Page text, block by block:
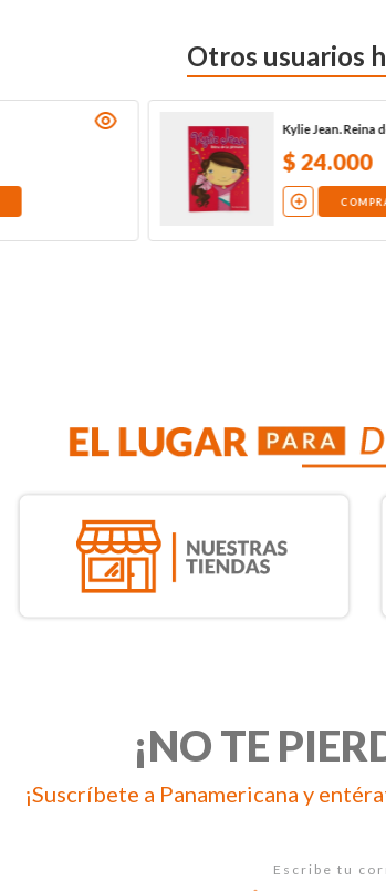
Otros usuarios
Kylie Jean. Reina
$24.000
¡NO TE
¡Suscríbete a Panamericana y